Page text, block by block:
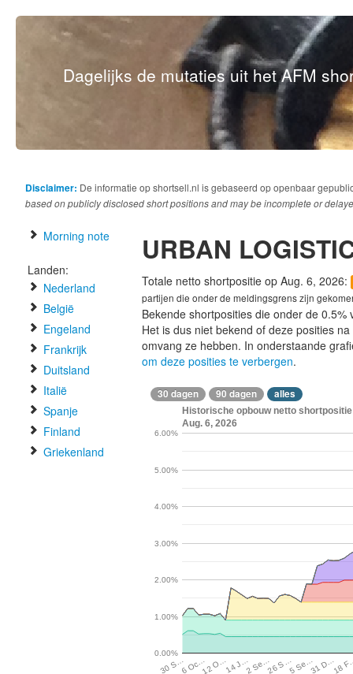
Dagelijks de mutaties uit het AFM
Disclaimer: De informatie op shortsell.nl is gebaseerd op openbaar
based on publicly disclosed short positions and may be incomplete or
Morning note
Landen:
Nederland
België
Engeland
Frankrijk
Duitsland
Italië
Spanje
Finland
Griekenland
URBAN
Totale netto shortpositie op Aug. 6, 2026:
partijen die onder de meldingsgrens zijn
Bekende shortposities die onder de
Het is dus niet bekend of deze posities
omvang ze hebben. In onderstaande
om deze posities te verbergen.
30 dagen 90 dagen alles
Historische opbouw netto shortpositie
Aug. 6, 2026
30 S…6 Oc…12 O…14 J…2 Se…26 S…5 Se…31 D…18
0.00%
1.00%
2.00%
3.00%
4.00%
5.00%
6.00%